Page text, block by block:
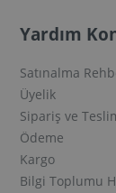
Yardım
Satınalma
Üyelik
Sipariş ve
Ödeme
Kargo
Bilgi Toplumu